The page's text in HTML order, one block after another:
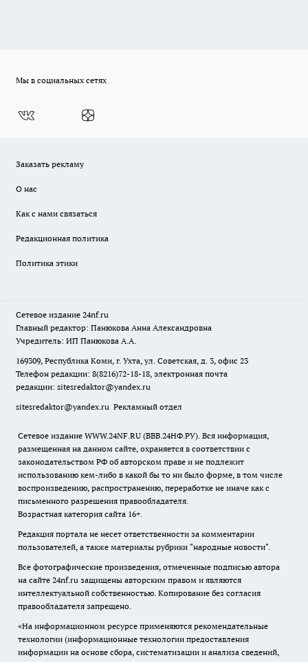
Мы в социальных сетях
Заказать рекламу
О нас
Как с нами связаться
Редакционная политика
Политика этики
Сетевое издание 24nf.ru
Главный редактор: Панюкова Анна Александровна
Учредитель: ИП Панюкова А.А.
169309, Республика Коми, г. Ухта, ул. Советская, д. 3, офис 23
Телефон редакции: 8(8216)72-18-18, электронная почта
редакции: sitesredaktor@yandex.ru
sitesredaktor@yandex.ru Рекламный отдел
Сетевое издание WWW.24NF.RU (ВВВ.24НФ.РУ). Вся информация,
размещенная на данном сайте, охраняется в соответствии с
законодательством РФ об авторском праве и не подлежит
использованию кем-либо в какой бы то ни было форме, в том числе
воспроизведению, распространению, переработке не иначе как с
письменного разрешения правообладателя.
Возрастная категория сайта 16+.
Редакция портала не несет ответственности за комментарии
пользователей, а также материалы рубрики "народные новости".
Все фотографические произведения, отмеченные подписью автора
на сайте 24nf.ru защищены авторским правом и являются
интеллектуальной собственностью. Копирование без согласия
правообладателя запрещено.
«На информационном ресурсе применяются рекомендательные
технологии (информационные технологии предоставления
информации на основе сбора, систематизации и анализа сведений,